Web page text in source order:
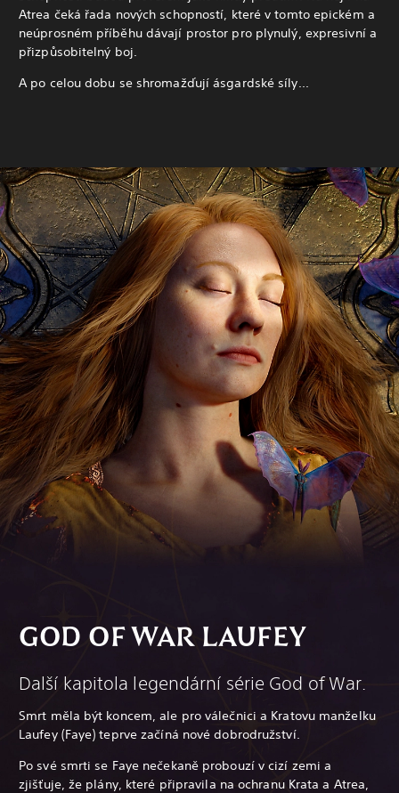
Atrea čeká řada nových schopností, které v tomto epickém a
neúprosném příběhu dávají prostor pro plynulý, expresivní a
přizpůsobitelný boj.
A po celou dobu se shromažďují ásgardské síly...
GOD OF WAR LAUFEY
Další kapitola legendární série God of War.
Smrt měla být koncem, ale pro válečnici a Kratovu manželku
Laufey (Faye) teprve začíná nové dobrodružství.
Po své smrti se Faye nečekaně probouzí v cizí zemi a
zjišťuje, že plány, které připravila na ochranu Krata a Atrea,